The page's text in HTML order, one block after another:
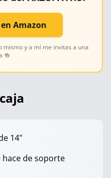
Amazon
mismo y a mí me invitas a una
🍻
14"
de soporte